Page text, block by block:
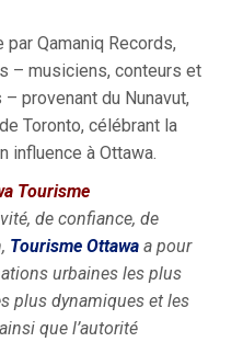
Qamaniq Records,
– musiciens, conteurs et
provenant du Nunavut,
Toronto, célébrant la
influence à Ottawa.
Tourisme
de confiance, de
Tourisme Ottawa a pour
urbaines les plus
plus dynamiques et les
que l’autorité